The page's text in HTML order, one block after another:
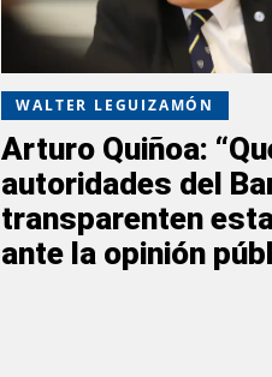
WALTER LEGUIZAMÓN
Arturo Quiñoa:
autoridades del
transparenten
ante la opinión